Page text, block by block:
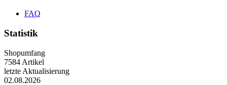
FAQ
Statistik
Shopumfang
7584 Artikel
letzte Aktualisierung
02.08.2026